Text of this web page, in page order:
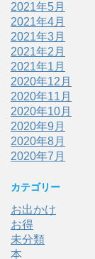
2021年5月
2021年4月
2021年3月
2021年2月
2021年1月
2020年12月
2020年11月
2020年10月
2020年9月
2020年8月
2020年7月
カテゴリー
お出かけ
お得
未分類
本